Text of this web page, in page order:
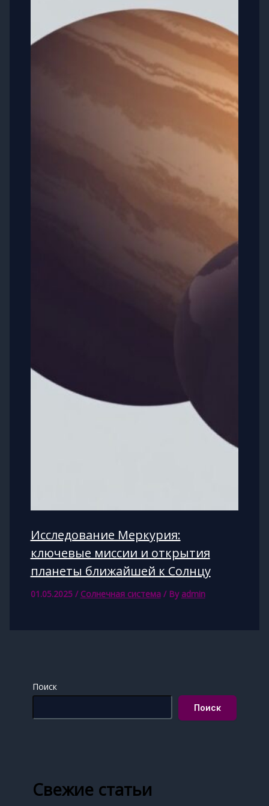
Исследование Меркурия:
ключевые миссии и открытия
планеты ближайшей к Солнцу
01.05.2025 / Солнечная система/ By admin
Поиск
Поиск
Свежие статьи